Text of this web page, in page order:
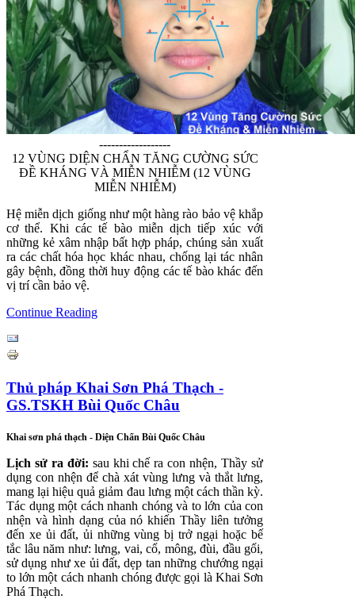
------------------
12 VÙNG DIỆN CHẨN TĂNG CƯỜNG SỨC
ĐỀ KHÁNG VÀ MIỄN NHIỄM (12 VÙNG
MIỄN NHIỄM)
Hệ miễn dịch giống như một hàng rào bảo vệ khắp
cơ thể. Khi các tế bào miễn dịch tiếp xúc với
những kẻ xâm nhập bất hợp pháp, chúng sản xuất
ra các chất hóa học khác nhau, chống lại tác nhân
gây bệnh, đồng thời huy động các tế bào khác đến
vị trí cần bảo vệ.
Continue Reading
Thủ pháp Khai Sơn Phá Thạch -
GS.TSKH Bùi Quốc Châu
Khai sơn phá thạch - Diện Chẩn Bùi Quốc Châu
Lịch sử ra đời: sau khi chế ra con nhện, Thầy sử
dụng con nhện để chà xát vùng lưng và thắt lưng,
mang lại hiệu quả giảm đau lưng một cách thần kỳ.
Tác dụng một cách nhanh chóng và to lớn của con
nhện và hình dạng của nó khiến Thầy liên tưởng
đến xe ủi đất, ủi những vùng bị trở ngại hoặc bế
tắc lâu năm như: lưng, vai, cổ, mông, đùi, đầu gối,
sử dụng như xe ủi đất, dẹp tan những chướng ngại
to lớn một cách nhanh chóng được gọi là Khai Sơn
Phá Thạch.